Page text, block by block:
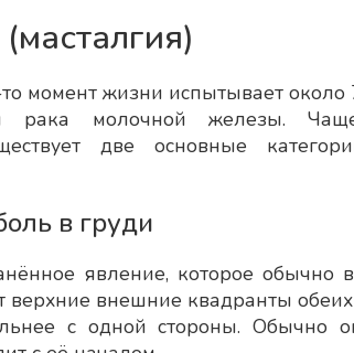
момент жизни испытывает
рака молочной железы.
две основные
в груди
явление, которое
верхние внешние квадранты
с одной стороны. Обычно